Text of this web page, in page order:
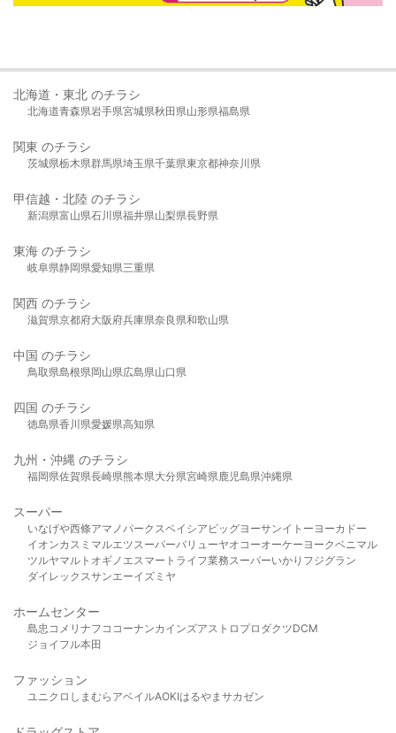
北海道・東北 のチラシ
北海道青森県岩手県宮城県秋田県山形県福島県
関東 のチラシ
茨城県栃木県群馬県埼玉県千葉県東京都神奈川県
甲信越・北陸 のチラシ
新潟県富山県石川県福井県山梨県長野県
東海 のチラシ
岐阜県静岡県愛知県三重県
関西 のチラシ
滋賀県京都府大阪府兵庫県奈良県和歌山県
中国 のチラシ
鳥取県島根県岡山県広島県山口県
四国 のチラシ
徳島県香川県愛媛県高知県
九州・沖縄 のチラシ
福岡県佐賀県長崎県熊本県大分県宮崎県鹿児島県沖縄県
スーパー
いなげや西條アマノパークスベイシア ビッグヨーサンイトーヨーカドー
イオンカスミ マルエツスーパーバリューヤオコーオーケー ヨークベニマル
ツルヤマルト オギノ エスマート ライフ業務スーパーいかり フジグラン
ダイレックスサンエーイズミヤ
ホームセンター
島忠 コメリ ナフコ コーナンカインズアストロプロダクツDCM
ジョイフル本田
ファッション
ユニクロ しまむら アベイルAOKIはるやま サカゼン